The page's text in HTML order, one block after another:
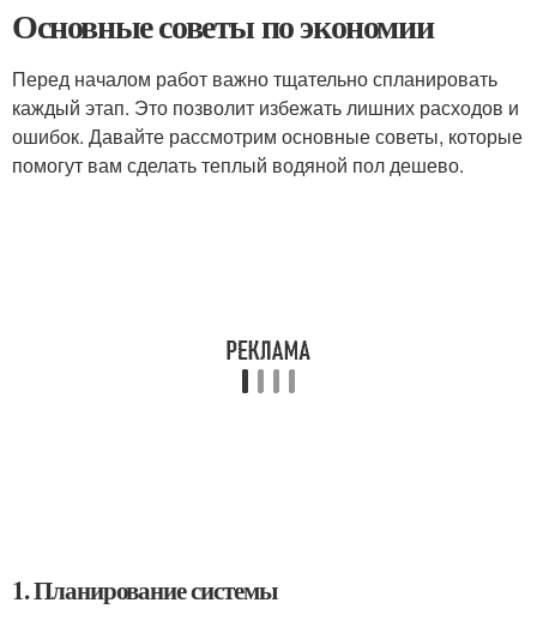
Основные советы по экономии
Перед началом работ важно тщательно спланировать
каждый этап. Это позволит избежать лишних расходов и
ошибок. Давайте рассмотрим основные советы, которые
помогут вам сделать теплый водяной пол дешево.
1. Планирование системы